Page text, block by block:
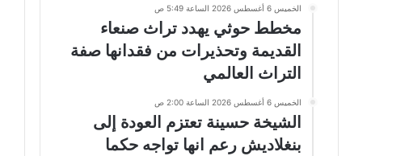
الخميس 6 أغسطس 2026 الساعة 5:49 ص
مخطط حوثي يهدد تراث صنعاء
القديمة وتحذيرات من فقدانها صفة
التراث العالمي
الخميس 6 أغسطس 2026 الساعة 2:00 ص
الشيخة حسينة تعتزم العودة إلى
بنغلاديش رعم انها تواجه حكما